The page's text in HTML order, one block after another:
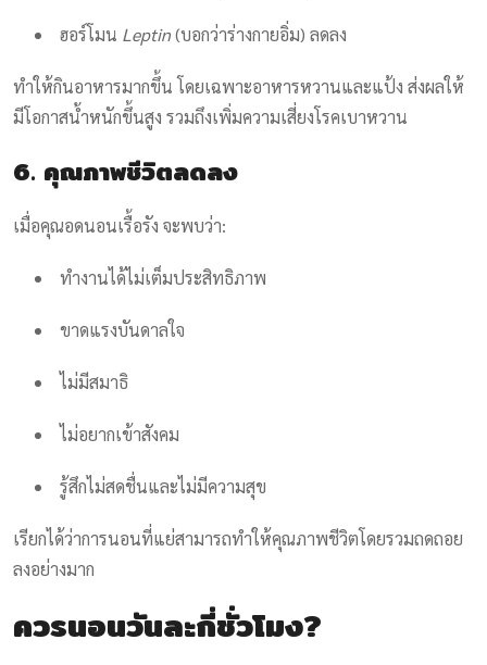
ฮอร์โมน Leptin(บอกว่าร่างกายอิ่ม) ลดลง
ทำให้กินอาหารมากขึ้น โดยเฉพาะอาหารหวานและแป้ง ส่งผลให้
มีโอกาสน้ำหนักขึ้นสูง รวมถึงเพิ่มความเสี่ยงโรคเบาหวาน
6. คุณภาพชีวิตลดลง
เมื่อคุณอดนอนเรื้อรัง จะพบว่า:
ทำงานได้ไม่เต็มประสิทธิภาพ
ขาดแรงบันดาลใจ
ไม่มีสมาธิ
ไม่อยากเข้าสังคม
รู้สึกไม่สดชื่นและไม่มีความสุข
เรียกได้ว่าการนอนที่แย่สามารถทำให้คุณภาพชีวิตโดยรวมถดถอย
ลงอย่างมาก
ควรนอนวันละกี่ชั่วโมง?